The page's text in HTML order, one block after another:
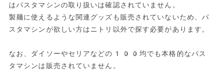
はパスタマシンの取り扱いは確認されていません。
製麺に使えるような関連グッズも販売されていないため、パ
スタマシンが欲しい方はニトリ以外で探す必要があります。
なお、ダイソーやセリアなどの100均でも本格的なパス
タマシンは販売されていません。